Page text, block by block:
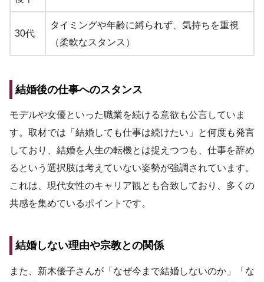
30代
タイミングや年齢に縛られず、気持ちを重視
（柔軟なスタンス）
結婚後の仕事へのスタンス
モデルや女優といった職業を続ける意欲も公言していま
す。取材では「結婚しても仕事は続けたい」と何度も発言
しており、結婚を人生の転機とは捉えつつも、仕事を辞め
るという選択肢は考えていない姿勢が強調されています。
これは、現代女性のキャリア観とも合致しており、多くの
共感を集めているポイントです。
結婚しない理由や宗教との関係
また、新木優子さんが「なぜ今まで結婚しないのか」「な